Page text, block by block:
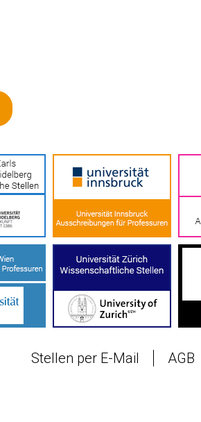
Stellen per E-Mail AGB